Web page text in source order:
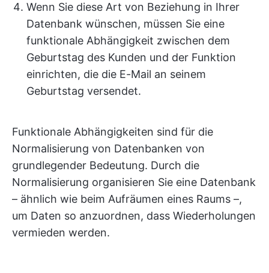
Wenn Sie diese Art von Beziehung in Ihrer
Datenbank wünschen, müssen Sie eine
funktionale Abhängigkeit zwischen dem
Geburtstag des Kunden und der Funktion
einrichten, die die E-Mail an seinem
Geburtstag versendet.
Funktionale Abhängigkeiten sind für die
Normalisierung von Datenbanken von
grundlegender Bedeutung. Durch die
Normalisierung organisieren Sie eine Datenbank
– ähnlich wie beim Aufräumen eines Raums –,
um Daten so anzuordnen, dass Wiederholungen
vermieden werden.